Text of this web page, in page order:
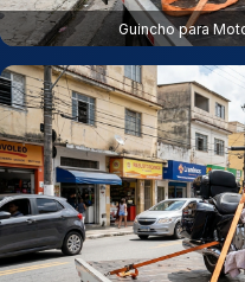
Guincho para